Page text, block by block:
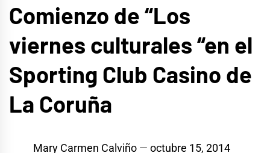
Comienzo de “Los
viernes culturales “en el
Sporting Club Casino de
La Coruña
Mary Carmen Calviño octubre 15, 2014